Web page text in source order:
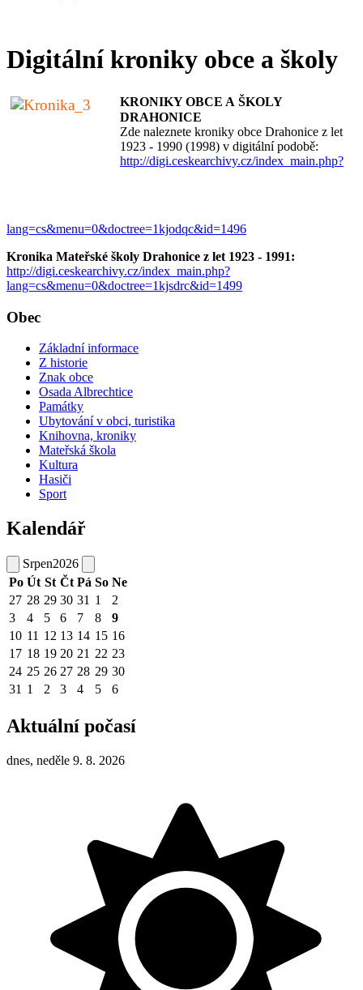
Digitální kroniky obce a školy
KRONIKY OBCE A ŠKOLY
DRAHONICE
Zde naleznete kroniky obce Drahonice z let
1923 - 1990 (1998) v digitální podobě:
http://digi.ceskearchivy.cz/index_main.php?
lang=cs&menu=0&doctree=1kjodqc&id=1496
Kronika Mateřské školy Drahonice z let 1923 - 1991:
http://digi.ceskearchivy.cz/index_main.php?
lang=cs&menu=0&doctree=1kjsdrc&id=1499
Obec
Základní informace
Z historie
Znak obce
Osada Albrechtice
Památky
Ubytování v obci, turistika
Knihovna, kroniky
Mateřská škola
Kultura
Hasiči
Sport
Kalendář
Srpen2026
Po Út St Čt Pá So Ne
27 28 29 30 31 1
2
3
4 5 6 7 8
9
10 11 12 13 14 15 16
17 18 19 20 21 22 23
24 25 26 27 28 29 30
31 1 2 3 4 5 6
Aktuální počasí
dnes, neděle 9. 8. 2026